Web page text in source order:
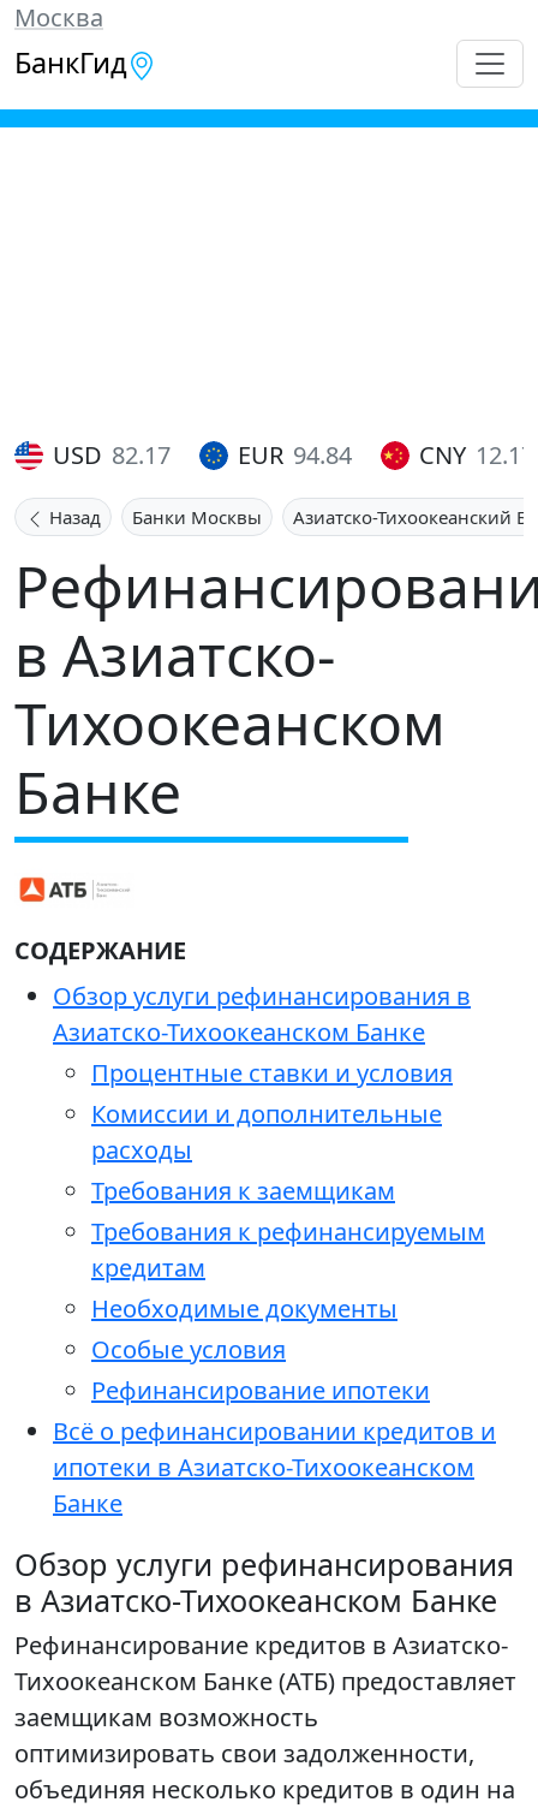
Москва
БанкГид
USD 82.17 EUR 94.84 CNY 12.17
Назад Банки Москвы Азиатско-Тихоокеанский
в Азиатско-
Тихоокеанском
Банке
СОДЕРЖАНИЕ
Обзор услуги рефинансирования в
Азиатско-Тихоокеанском Банке
Процентные ставки и условия
Комиссии и дополнительные
расходы
Требования к заемщикам
Требования к рефинансируемым
кредитам
Необходимые документы
Особые условия
Рефинансирование ипотеки
Всё о рефинансировании кредитов и
ипотеки в Азиатско-Тихоокеанском
Банке
Обзор услуги рефинансирования
в Азиатско-Тихоокеанском Банке
Рефинансирование кредитов в Азиатско-
Тихоокеанском Банке (АТБ) предоставляет
заемщикам возможность
оптимизировать свои задолженности,
объединяя несколько кредитов в один на